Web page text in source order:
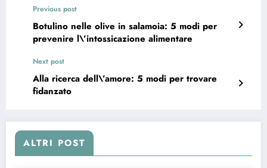
Previous post
Botulino nelle olive in salamoia: 5 modi per
prevenire l\’intossicazione alimentare
Next post
Alla ricerca dell\’amore: 5 modi per trovare
fidanzato
ALTRI POST